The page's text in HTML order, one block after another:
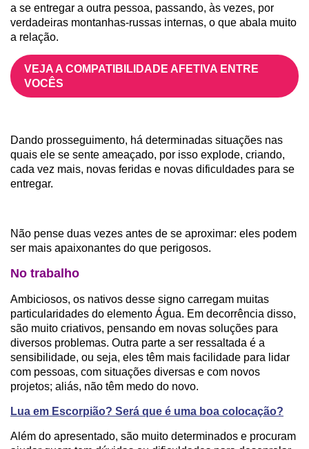
a se entregar a outra pessoa, passando, às vezes, por
verdadeiras montanhas-russas internas, o que abala muito
a relação.
VEJA A COMPATIBILIDADE AFETIVA ENTRE
VOCÊS
Dando prosseguimento, há determinadas situações nas
quais ele se sente ameaçado, por isso explode, criando,
cada vez mais, novas feridas e novas dificuldades para se
entregar.
Não pense duas vezes antes de se aproximar: eles podem
ser mais apaixonantes do que perigosos.
No trabalho
Ambiciosos, os nativos desse signo carregam muitas
particularidades do elemento Água. Em decorrência disso,
são muito criativos, pensando em novas soluções para
diversos problemas. Outra parte a ser ressaltada é a
sensibilidade, ou seja, eles têm mais facilidade para lidar
com pessoas, com situações diversas e com novos
projetos; aliás, não têm medo do novo.
Lua em Escorpião? Será que é uma boa colocação?
Além do apresentado, são muito determinados e procuram